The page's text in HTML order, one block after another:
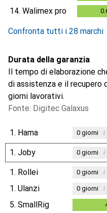
14. Walimex pro
Confronta tutti i 28 marchi
Durata della garanzia
Il tempo di elaborazione
di assistenza e il recupero
giorni lavorativi.
Fonte: Digitec Galaxus
1. Hama 0giorni i
1. Joby 0giorni i
1. Rollei 0giorni i
1. Ulanzi 0giorni i
5. SmallRig